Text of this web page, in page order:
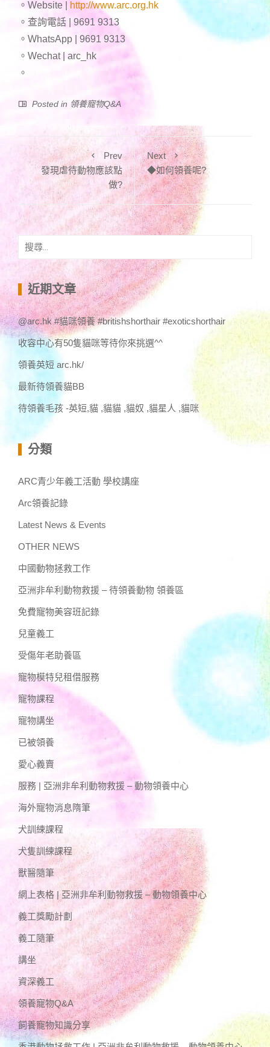
。Website |
http://www.arc.org.hk
。查詢電話 | 9691 9313
。WhatsApp | 9691 9313
。Wechat | arc_hk
。
Posted in 領養寵物Q&A
Prev
發現虐待動物應該點
做?
Next
◆如何領養呢?
搜
鍵
字:
近期文章
@arc.hk #貓咪領養 #britishshorthair #exoticshorthair
收容中心有50隻貓咪等待你來挑選^^
領養英短 arc.hk/
最新待領養貓BB
待領養毛孩 -英短,貓 ,貓貓 ,貓奴 ,貓星人 ,貓咪
分類
ARC青少年義工活動 學校講座
Arc領養記錄
Latest News & Events
OTHER NEWS
中國動物拯救工作
亞洲非牟利動物救援 – 待領養動物 領養區
免費寵物美容班記錄
兒童義工
受傷年老助養區
寵物模特兒租借服務
寵物課程
寵物講坐
已被領養
愛心義賣
服務 | 亞洲非牟利動物救援 – 動物領養中心
海外寵物消息隋筆
犬訓練課程
犬隻訓練課程
獸醫隨筆
網上表格 | 亞洲非牟利動物救援 – 動物領養中心
義工獎勵計劃
義工隨筆
講坐
資深義工
領養寵物Q&A
飼養寵物知識分享